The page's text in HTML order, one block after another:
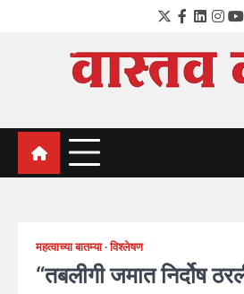
Twitter
Facebook
LinkedIn
a leading NEWS portal of
महत्वाच्या बातम्या विश्लेषण
“तबलीगी जमात निर्दोष